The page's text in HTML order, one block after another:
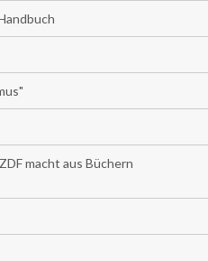
macht aus Büchern